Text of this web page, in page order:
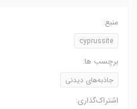
منبع:
cyprussite
برچسب ها:
جاذبه‌های دیدنی
اشتراک‌گذاری: